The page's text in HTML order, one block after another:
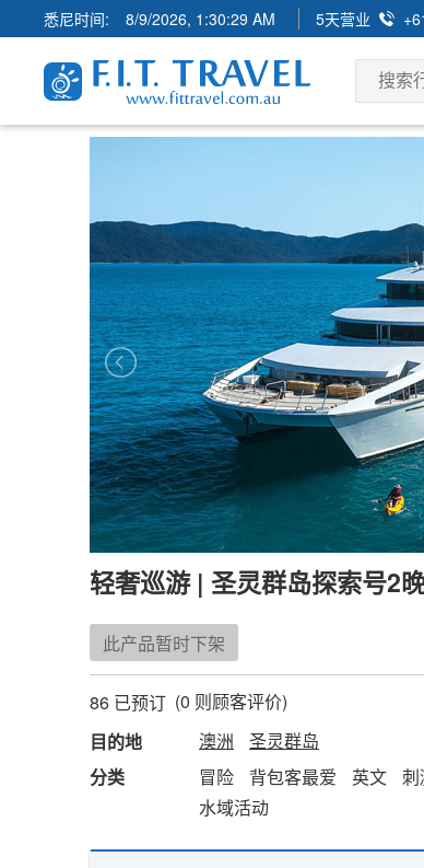
悉尼时间: 8/9/2026, 1:30:31 AM 5天营业
轻奢巡游 | 圣灵群岛探索号2
此产品暂时下架
86 已预订 (0 则顾客评价)
目的地
澳洲
圣灵群岛
分类
冒险 背包客最爱 英文 刺
水域活动